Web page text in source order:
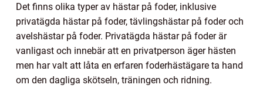
Det finns olika typer av hästar på foder, inklusive
privatägda hästar på foder, tävlingshästar på foder och
avelshästar på foder. Privatägda hästar på foder är
vanligast och innebär att en privatperson äger hästen
men har valt att låta en erfaren foderhästägare ta hand
om den dagliga skötseln, träningen och ridning.